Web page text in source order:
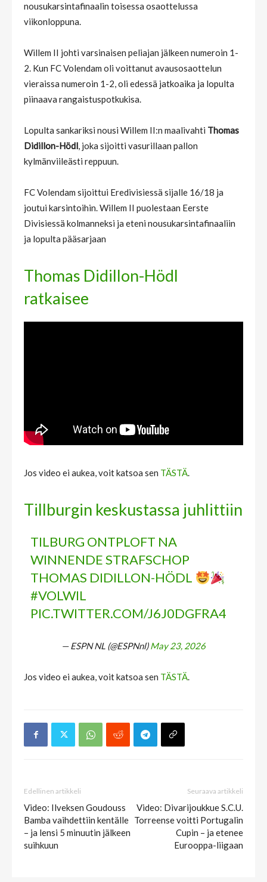
nousukarsintafinaalin toisessa osaottelussa
viikonloppuna.
Willem II johti varsinaisen peliajan jälkeen numeroin 1-
2. Kun FC Volendam oli voittanut avausosaottelun
vieraissa numeroin 1-2, oli edessä jatkoaika ja lopulta
piinaava rangaistuspotkukisa.
Lopulta sankariksi nousi Willem II:n maalivahti Thomas
Didillon-Hödl, joka sijoitti vasurillaan pallon
kylmänviileästi reppuun.
FC Volendam sijoittui Eredivisiessä sijalle 16/18 ja
joutui karsintoihin. Willem II puolestaan Eerste
Divisiessä kolmanneksi ja eteni nousukarsintafinaaliin
ja lopulta pääsarjaan
Thomas Didillon-Hödl
ratkaisee
Jos video ei aukea, voit katsoa sen TÄSTÄ.
Tillburgin keskustassa juhlittiin
TILBURG ONTPLOFT NA
WINNENDE STRAFSCHOP
THOMAS DIDILLON-HÖDL
#VOLWIL
PIC.TWITTER.COM/J6J0DGFRA4
— ESPN NL (@ESPNnl)May 23, 2026
Jos video ei aukea, voit katsoa sen TÄSTÄ.
Edellinen artikkeli
Video: Ilveksen Goudouss
Bamba vaihdettiin kentälle
– ja lensi 5 minuutin jälkeen
suihkuun
Seuraava artikkeli
Video: Divarijoukkue S.C.U.
Torreense voitti Portugalin
Cupin – ja etenee
Eurooppa-liigaan